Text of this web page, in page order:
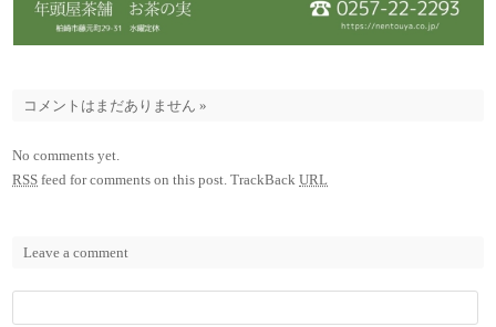
コメントはまだありません»
No comments yet.
RSS feed for comments on this post. TrackBackURL
Leave a comment